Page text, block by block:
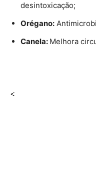
desintoxicação;
Orégano:
Canela: Melhora
<